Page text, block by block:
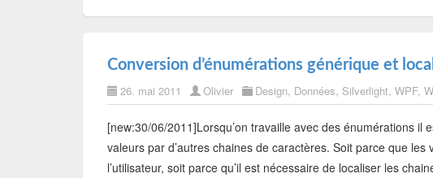
Conversion d’énumérations générique et
26. mai 2011 Olivier Design, Données, Silverlight, WPF,
[new:30/06/2011]Lorsqu’on travaille avec des énumérations il
valeurs par d’autres chaines de caractères. Soit parce que
l’utilisateur, soit parce qu’il est nécessaire de localiser les